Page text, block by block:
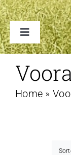
Toggle
Navigation
Home »